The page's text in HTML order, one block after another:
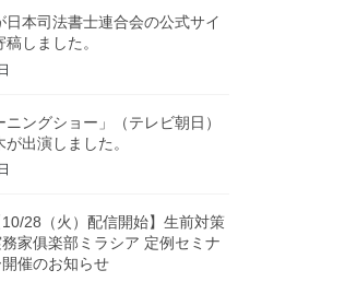
日本司法書士連合会の公式サイ
しました。
ニングショー」（テレビ朝日）
出演しました。
10/28（火）配信開始】生前対策
家俱楽部ミラシア 定例セミナ
開催のお知らせ